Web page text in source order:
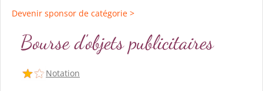
Devenir sponsor de catégorie >
Bourse d'objets publicitaires
Notation